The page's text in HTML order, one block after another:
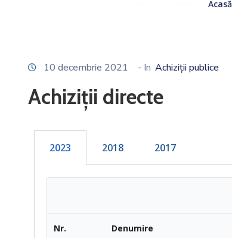
Acasă
10 decembrie 2021 - In Achiziții publice
Achiziții directe
2023 2018 2017
Nr. Denumire